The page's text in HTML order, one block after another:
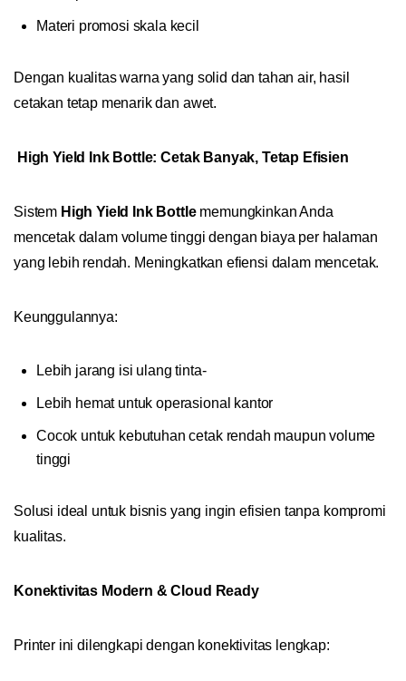
Materi promosi skala kecil
Dengan kualitas warna yang solid dan tahan air, hasil
cetakan tetap menarik dan awet.
High Yield Ink Bottle: Cetak Banyak, Tetap Efisien
Sistem High Yield Ink Bottlememungkinkan Anda
mencetak dalam volume tinggi dengan biaya per halaman
yang lebih rendah. Meningkatkan efiensi dalam mencetak.
Keunggulannya:
Lebih jarang isi ulang tinta-
Lebih hemat untuk operasional kantor
Cocok untuk kebutuhan cetak rendah maupun volume
tinggi
Solusi ideal untuk bisnis yang ingin efisien tanpa kompromi
kualitas.
Konektivitas Modern & Cloud Ready
Printer ini dilengkapi dengan konektivitas lengkap: